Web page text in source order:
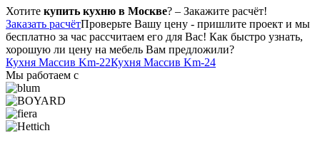
Хотите купить кухню в Москве? – Закажите расчёт!
Заказать расчётПроверьте Вашу цену - пришлите проект и мы
бесплатно за час рассчитаем его для Вас! Как быстро узнать,
хорошую ли цену на мебель Вам предложили?
Кухня Массив Km-22Кухня Массив Km-24
Мы работаем с